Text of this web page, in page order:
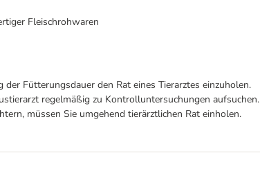
Fleischrohwaren
Fütterungsdauer den Rat eines Tierarztes einzuholen.
regelmäßig zu Kontrolluntersuchungen aufsuchen.
müssen Sie umgehend tierärztlichen Rat einholen.